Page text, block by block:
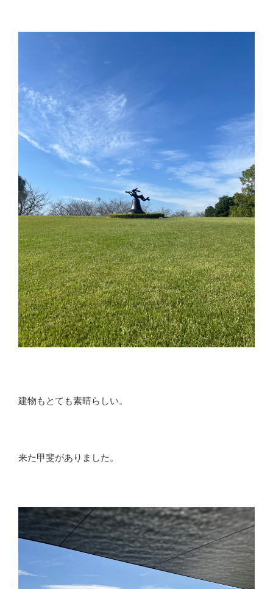
建物もとても素晴らしい。
来た甲斐がありました。